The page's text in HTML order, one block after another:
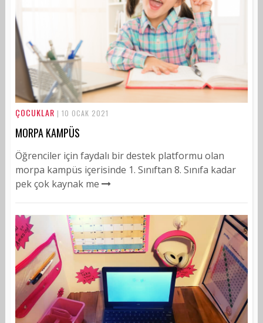
ÇOCUKLAR | 10 OCAK 2021
MORPA KAMPÜS
Öğrenciler için faydalı bir destek platformu olan
morpa kampüs içerisinde 1. Sınıftan 8. Sınıfa kadar
pek çok kaynak me